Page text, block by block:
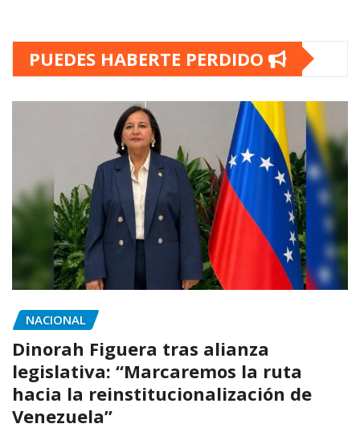
PUEDES HABERTE PERDIDO
NACIONAL
Dinorah Figuera tras alianza
legislativa: “Marcaremos la ruta
hacia la reinstitucionalización de
Venezuela”